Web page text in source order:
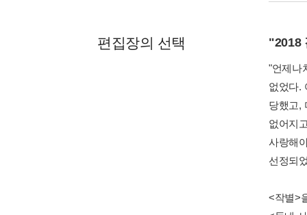
편집장의 선택 "2018
"언제나
없었다.
당했고,
없어지
사랑해
선정되
<작별>